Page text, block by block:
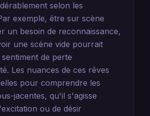
selon les
exemple, être sur scène
un besoin de reconnaissance,
une scène vide pourrait
de perte
Les nuances de ces rêves
pour comprendre les
jacentes, qu'il s'agisse
ou de désir